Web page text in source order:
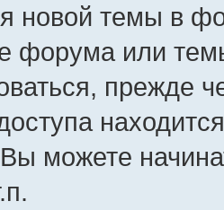
новой темы в
форума или
прежде
можете